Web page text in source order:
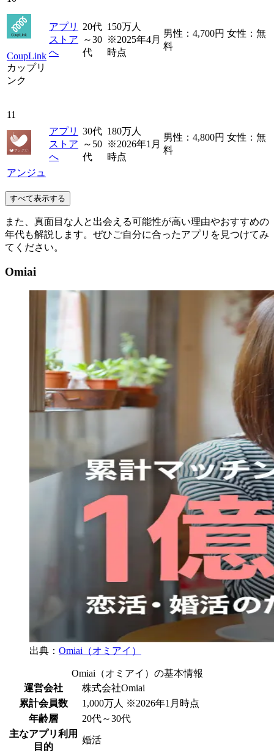
CoupLink
カップリ
ンク
アプリ
ストア
へ
20代
～30
代
150万人
※2025年4月
時点
男性：4,700円 女性：無
料
11
アンジュ
アプリ
ストア
へ
30代
～50
代
180万人
※2026年1月
時点
男性：4,800円 女性：無
料
すべて表示する
また、真面目な人と出会える可能性が高い理由やおすすめの
年代も解説します。ぜひご自分に合ったアプリを見つけてみ
てください。
Omiai
出典： Omiai（オミアイ）
Omiai（オミアイ）の基本情報
運営会社
株式会社Omiai
累計会員数
1,000万人 ※2026年1月時点
年齢層
20代～30代
主なアプリ利用
目的
婚活